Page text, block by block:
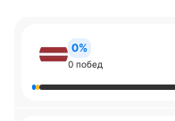
0%
0 побед